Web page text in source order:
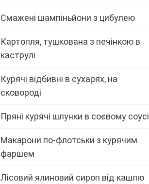
Смажені шампіньйони з цибулею
Картопля, тушкована з печінкою в
каструлі
Курячі відбивні в сухарях, на
сковороді
Пряні курячі шлунки в соєвому соусі
Макарони по-флотськи з курячим
фаршем
Лісовий ялиновий сироп від кашлю